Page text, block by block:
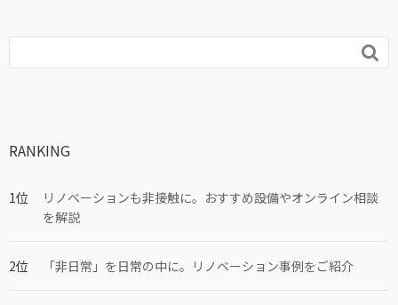

RANKING
リノベーションも非接触に。おすすめ設備やオンライン相談
を解説
「非日常」を日常の中に。リノベーション事例をご紹介